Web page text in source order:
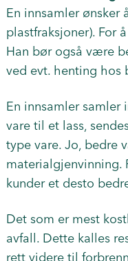
En innsamler ønsker
plastfraksjoner). For
Han bør også være
ved evt. henting hos
En innsamler samler
vare til et lass,
type vare. Jo, bedre
materialgjenvinning.
kunder et desto
Det som er mest
avfall. Dette kalles
rett videre til